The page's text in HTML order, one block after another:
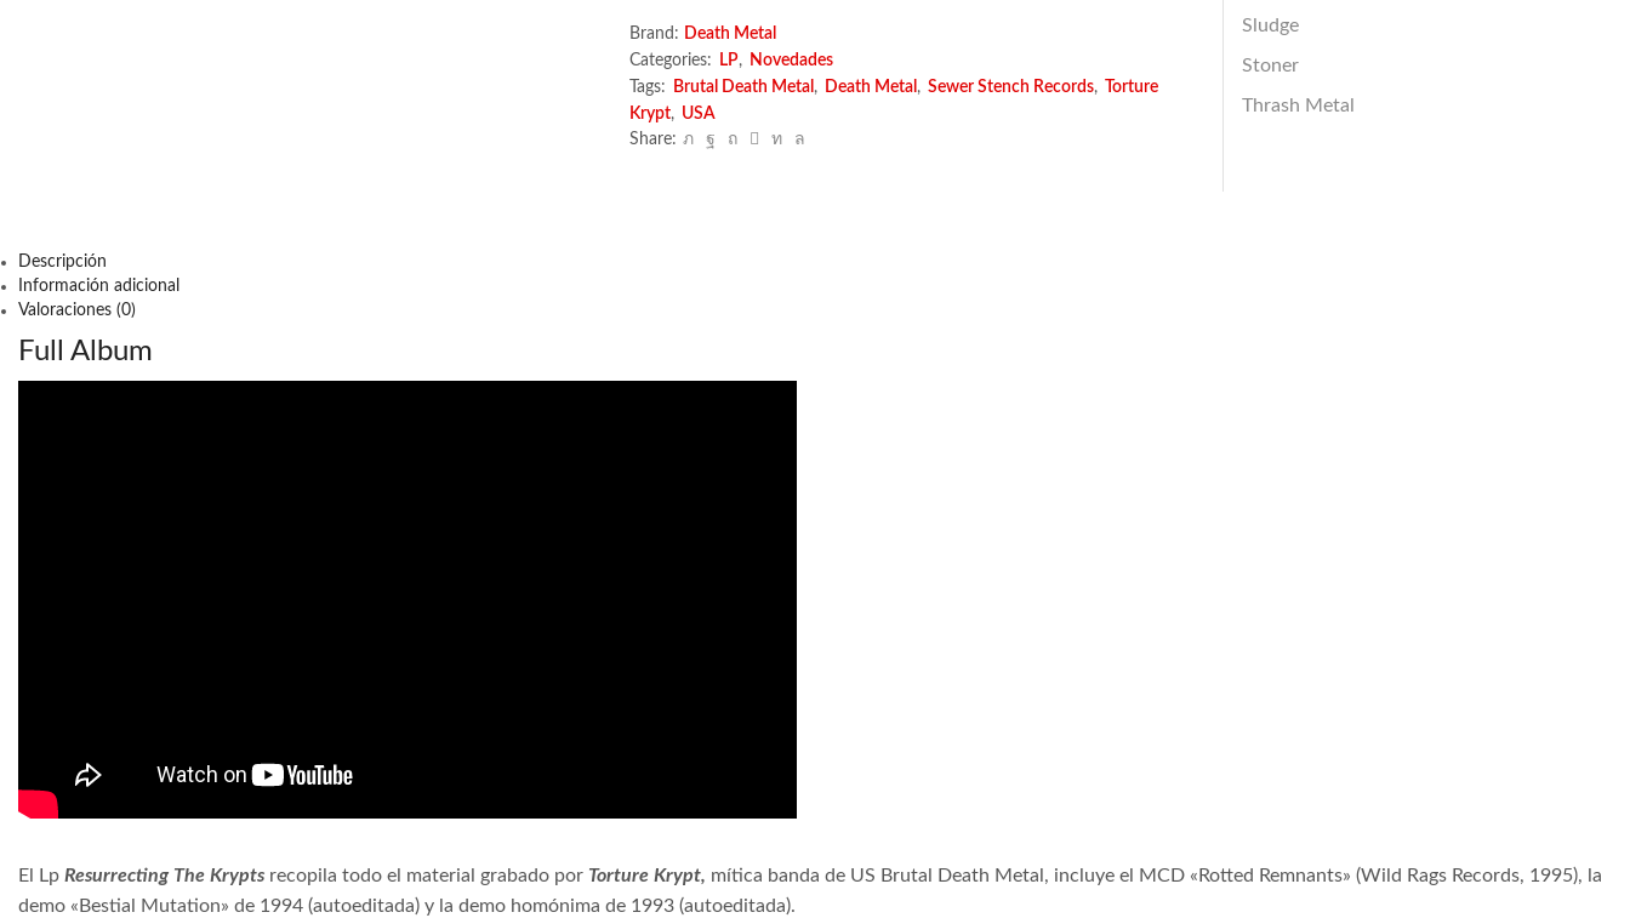
–
Resurrecting
The
Krypts
cantidad
Brand: Death Metal
Categories:
LP, Novedades
Tags:
Brutal Death Metal , Death Metal , Sewer Stench Records,
Torture
Krypt, USA
Share:
Sludge
Stoner
Thrash Metal
Descripción
Información adicional
Valoraciones (0)
Full Album
El Lp Resurrecting The Krypts recopila todo el material grabado por Torture Krypt, mítica banda de US Brutal Death Metal, incluye el MCD «Rotted Remnants» (Wild Rags Records, 1995), la
demo «Bestial Mutation» de 1994 (autoeditada) y la demo homónima de 1993 (autoeditada).